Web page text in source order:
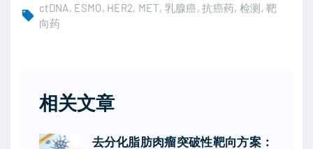
ctDNA ESMO HER2 MET 乳腺癌 抗癌药 检测 靶
向药
相关文章
去分化脂肪肉瘤突破性靶向方案：